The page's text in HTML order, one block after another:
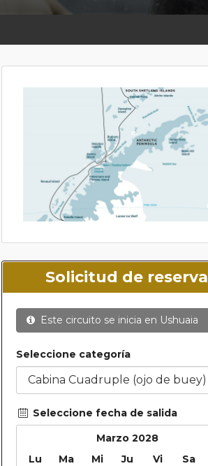
Solicitud de reserva
Este circuito se inicia en Ushuaia
Seleccione categoría
Seleccione fecha de salida
Marzo 2028
Lu
Ma Mi Ju Vi Sa